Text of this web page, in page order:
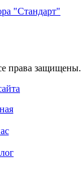
"Стандарт"
права защищены.